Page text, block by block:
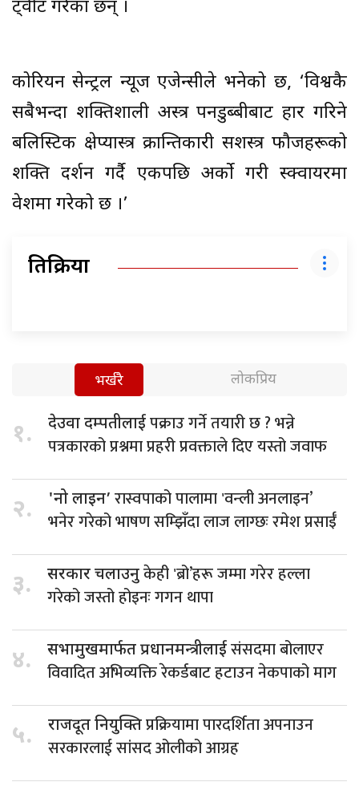
ट्वीट गरेका छन् ।
कोरियन सेन्ट्रल न्यूज एजेन्सीले भनेको छ, ‘विश्वकै
सबैभन्दा शक्तिशाली अस्त्र पनडुब्बीबाट प्रहार गरिने
बलिस्टिक क्षेप्यास्त्र क्रान्तिकारी सशस्त्र फौजहरूको
शक्ति प्रदर्शन गर्दै एकपछि अर्को गरी स्क्वायरमा
प्रवेशमा गरेको छ ।’
प्रतिक्रिया
भर्खरै लोकप्रिय
१. देउवा दम्पतीलाईपक्राउ गर्ने तयारी छ ? भन्ने
पत्रकारको प्रश्नमा प्रहरी प्रवक्ताले दिए यस्तो जवाफ
२. 'नो लाइन’ रास्वपाको पालामा 'वन्ली अनलाइन’
भनेर गरेको भाषण सम्झिँदा लाज लाग्छः रमेश प्रसाईँ
३. सरकार चलाउनुकेही 'ब्रो’हरू जम्मा गरेर हल्ला
गरेको जस्तो होइनः गगन थापा
४. सभामुखमार्फत प्रधानमन्त्रीलाईसंसदमा बोलाएर
विवादित अभिव्यक्ति रेकर्डबाट हटाउन नेकपाको माग
५. राजदूत नियुक्तिप्रक्रियामा पारदर्शिता अपनाउन
सरकारलाई सांसद ओलीको आग्रह